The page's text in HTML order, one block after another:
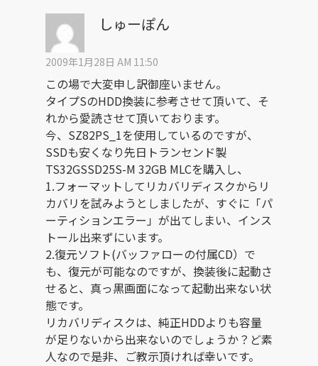
しゅーぽん
2009年1月28日 AM 11:50
この場で大変申し訳御座いません。
タイプSのHDD換装に参考させて頂いて、そ
れから愛読させて頂いております。
今、SZ82PS_1を使用しているのですが、
SSDも安くなり先日トランセンド製
TS32GSSD25S-M 32GB MLCを購入し、
1.フォーマットしてリカバリディスクからリ
カバリを試みようとしましたが、すぐに「パ
ーティションエラー」が出てしまい、インス
トール出来ずにいます。
2.復元ソフト(バッファローの付属CD）で
も、復元が可能なのですが、換装後に起動さ
せると、真っ黒画面になって起動出来ない状
態です。
リカバリディスクは、純正HDDよりも容量
が足りないから出来ないのでしょうか？ど素
人なので是非、ご教示頂ければ幸いです。